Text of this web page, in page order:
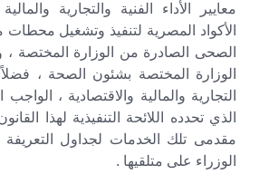
معايير الأداء الفنية والتجارية
الأكواد المصرية لتنفيذ وتشغيل
الصحى الصادرة من الوزارة المختصة ،
الوزارة المختصة بشئون الصحة ،
التجارية والمالية والاقتصادية ، الواجب
الذي تحدده اللائحة التنفيذية لهذا
مقدمى تلك الخدمات لجداول
الوزراء على متلقيها .